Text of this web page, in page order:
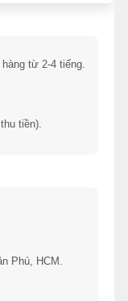
hàng từ 2-4 tiếng.
tiền).
Phú, HCM.